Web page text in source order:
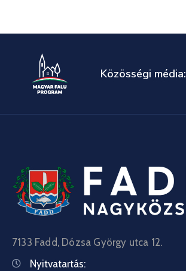
Közösségi média:
7133 Fadd, Dózsa György utca 12.
Nyitvatartás: